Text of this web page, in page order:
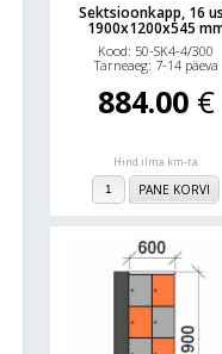
Sektsioonkapp, 16
1900x1200x545
Kood: 50-SK4-4/300
Tarneaeg: 7-14 päeva
884.00 €
Hind ilma km-ta
PANE KORVI